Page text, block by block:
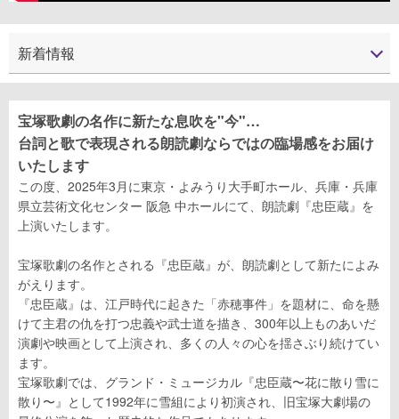
新着情報
宝塚歌劇の名作に新たな息吹を"今"…
台詞と歌で表現される朗読劇ならではの臨場感をお届け
いたします
この度、2025年3月に東京・よみうり大手町ホール、兵庫・兵庫
県立芸術文化センター 阪急 中ホールにて、朗読劇『忠臣蔵』を
上演いたします。
宝塚歌劇の名作とされる『忠臣蔵』が、朗読劇として新たによみ
がえります。
『忠臣蔵』は、江戸時代に起きた「赤穂事件」を題材に、命を懸
けて主君の仇を打つ忠義や武士道を描き、300年以上ものあいだ
演劇や映画として上演され、多くの人々の心を揺さぶり続けてい
ます。
宝塚歌劇では、グランド・ミュージカル『忠臣蔵〜花に散り雪に
散り〜』として1992年に雪組により初演され、旧宝塚大劇場の